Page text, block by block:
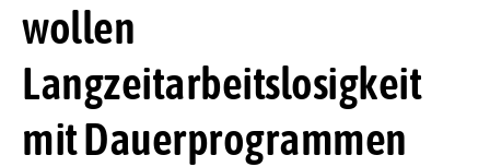
wollen
Langzeitarbeitslosigkeit
mit Dauerprogrammen